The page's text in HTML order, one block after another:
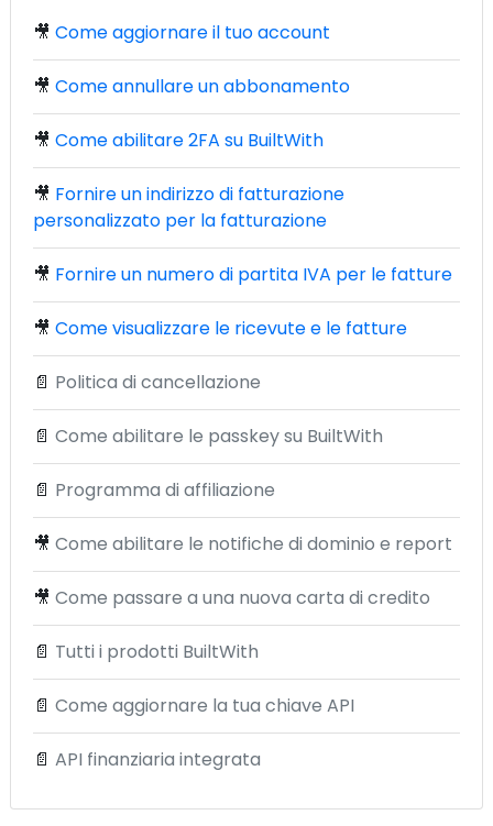
🎥 Come aggiornare il tuo account
🎥 Come annullare un abbonamento
🎥 Come abilitare 2FA su BuiltWith
🎥 Fornire un indirizzo di fatturazione
personalizzato per la fatturazione
🎥 Fornire un numero di partita IVA per le fatture
🎥 Come visualizzare le ricevute e le fatture
📄 Politica di cancellazione
📄 Come abilitare le passkey su BuiltWith
📄 Programma di affiliazione
🎥 Come abilitare le notifiche di dominio e report
🎥 Come passare a una nuova carta di credito
📄 Tutti i prodotti BuiltWith
📄 Come aggiornare la tua chiave API
📄 API finanziaria integrata